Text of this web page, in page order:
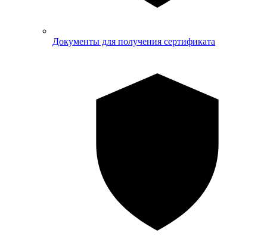
Документы для получения сертификата